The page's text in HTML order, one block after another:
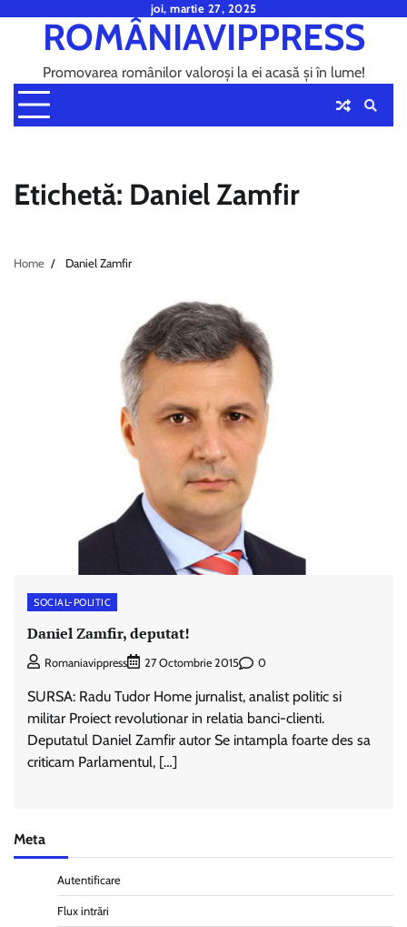
content
joi, martie 27, 2025
ROMÂNIAVIPPRESS
Promovarea românilor valoroși la ei acasă și în lume!
Etichetă: Daniel Zamfir
Home Daniel Zamfir
SOCIAL-POLITIC
Daniel Zamfir, deputat!
Romaniavippress 27 Octombrie 2015 0
SURSA: Radu Tudor Home jurnalist, analist politic si
militar Proiect revolutionar in relatia banci-clienti.
Deputatul Daniel Zamfir autor Se intampla foarte des sa
criticam Parlamentul, […]
Meta
Autentificare
Flux intrări